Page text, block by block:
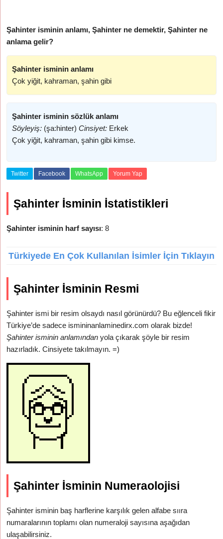
Şahinter isminin anlamı, Şahinter ne demektir, Şahinter ne
anlama gelir?
Şahinter isminin anlamı
Çok yiğit, kahraman, şahin gibi
Şahinter isminin sözlük anlamı
Söyleyiş: (şa:hinter)Cinsiyet: Erkek
Çok yiğit, kahraman, şahin gibi kimse.
Twitter Facebook WhatsApp Yorum Yap
Şahinter İsminin İstatistikleri
Şahinter isminin harf sayısı: 8
Türkiyede En Çok Kullanılan İsimler İçin Tıklayın
Şahinter İsminin Resmi
Şahinter ismi bir resim olsaydı nasıl görünürdü? Bu eğlenceli fikir
Türkiye’de sadece ismininanlaminedirx.com olarak bizde!
Şahinter isminin anlamından yola çıkarak şöyle bir resim
hazırladık. Cinsiyete takılmayın. =)
Şahinter İsminin Numeraolojisi
Şahinter isminin baş harflerine karşılık gelen alfabe sııra
numaralarının toplamı olan numeraloji sayısına aşağıdan
ulaşabilirsiniz.